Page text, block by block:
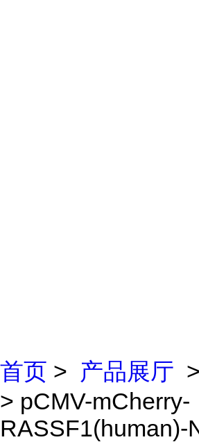
首页 > 产品展厅 >
> pCMV-mCherry-
RASSF1(human)-